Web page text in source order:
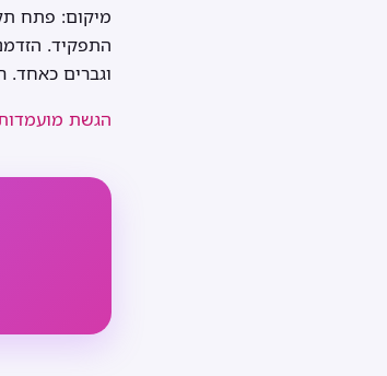
התפקיד.
וגברים כאחד.
הגשת